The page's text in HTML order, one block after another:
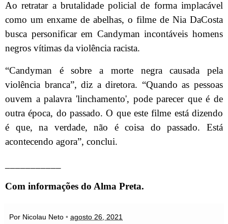
Ao retratar a brutalidade policial de forma implacável
como um enxame de abelhas, o filme de Nia DaCosta
busca personificar em Candyman incontáveis ​​homens
negros vítimas da violência racista.
“Candyman é sobre a morte negra causada pela
violência branca”, diz a diretora. “Quando as pessoas
ouvem a palavra 'linchamento', pode parecer que é de
outra época, do passado. O que este filme está dizendo
é que, na verdade, não é coisa do passado. Está
acontecendo agora”, conclui.
Com informações do Alma Preta.
Por Nicolau Neto • agosto 26, 2021